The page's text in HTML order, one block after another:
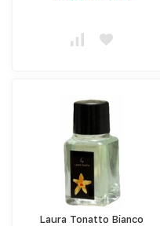
Laura Tonatto Bianco